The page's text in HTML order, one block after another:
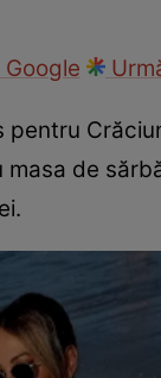
pentru
de